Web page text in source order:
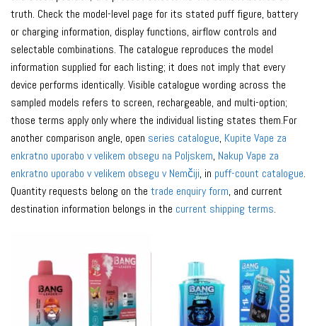
truth. Check the model-level page for its stated puff figure, battery
or charging information, display functions, airflow controls and
selectable combinations. The catalogue reproduces the model
information supplied for each listing; it does not imply that every
device performs identically. Visible catalogue wording across the
sampled models refers to screen, rechargeable, and multi-option;
those terms apply only where the individual listing states them.For
another comparison angle, open series catalogue, Kupite Vape za
enkratno uporabo v velikem obsegu na Poljskem, Nakup Vape za
enkratno uporabo v velikem obsegu v Nemčiji, in puff-count catalogue.
Quantity requests belong on the trade enquiry form, and current
destination information belongs in the current shipping terms.